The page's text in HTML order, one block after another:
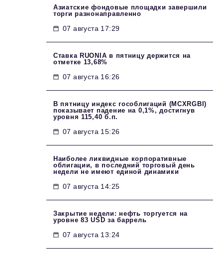
Азиатские фондовые площадки завершили
торги разнонаправленно
07 августа 17:29
Ставка RUONIA в пятницу держится на
отметке 13,68%
07 августа 16:26
В пятницу индекс гособлигаций (MCXRGBI)
показывает падение на 0,1%, достигнув
уровня 115,40 б.п.
07 августа 15:26
Наиболее ликвидные корпоративные
облигации, в последний торговый день
недели не имеют единой динамики
07 августа 14:25
Закрытие недели: нефть торгуется на
уровне 83 USD за баррель
07 августа 13:24